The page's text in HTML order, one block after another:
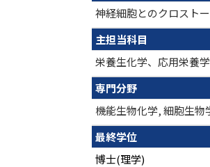
神経細胞とのクロスト
主担当科目
栄養生化学、応用栄養
専門分野
機能生物化学, 細胞生
最終学位
博士(理学)